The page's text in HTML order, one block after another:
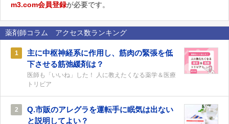
m3.com会員登録が必要です。
薬剤師コラム アクセス数ランキング
1
主に中枢神経系に作用し、筋肉の緊張を低
下させる筋弛緩剤は？
医師も「いいね」した！ 人に教えたくなる薬学＆医療
トリビア
2
Q.市販のアレグラを運転手に眠気は出ない
と説明してよい？